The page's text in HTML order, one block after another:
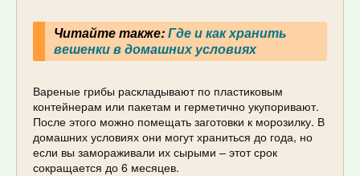
Читайте также:Где и как хранить
вешенки в домашних условиях
Вареные грибы раскладывают по пластиковым
контейнерам или пакетам и герметично укупоривают.
После этого можно помещать заготовки к морозилку. В
домашних условиях они могут храниться до года, но
если вы замораживали их сырыми – этот срок
сокращается до 6 месяцев.